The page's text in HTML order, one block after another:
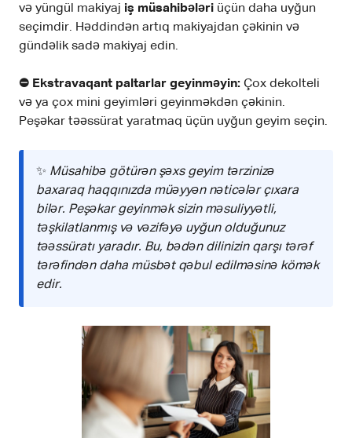
və yüngül makiyaj iş müsahibələri üçün daha uyğun
seçimdir. Həddindən artıq makiyajdan çəkinin və
gündəlik sadə makiyaj edin.
⛔️ Ekstravaqant paltarlar geyinməyin: Çox dekolteli
və ya çox mini geyimləri geyinməkdən çəkinin.
Peşəkar təəssürat yaratmaq üçün uyğun geyim seçin.
✨ Müsahibə götürən şəxs geyim tərzinizə
baxaraq haqqınızda müəyyən nəticələr çıxara
bilər. Peşəkar geyinmək sizin məsuliyyətli,
təşkilatlanmış və vəzifəyə uyğun olduğunuz
təəssüratı yaradır. Bu, bədən dilinizin qarşı tərəf
tərəfindən daha müsbət qəbul edilməsinə kömək
edir.